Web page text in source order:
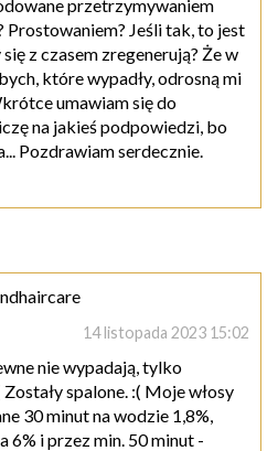
przetrzymywaniem
Prostowaniem? Jeśli tak, to jest
się z czasem zregenerują? Że w
które wypadły, odrosną mi
umawiam się do
na jakieś podpowiedzi, bo
Pozdrawiam serdecznie.
14 listopada 2023 15:02
nie wypadają, tylko
spalone. :( Moje włosy
30 minut na wodzie 1,8%,
6% i przez min. 50 minut -